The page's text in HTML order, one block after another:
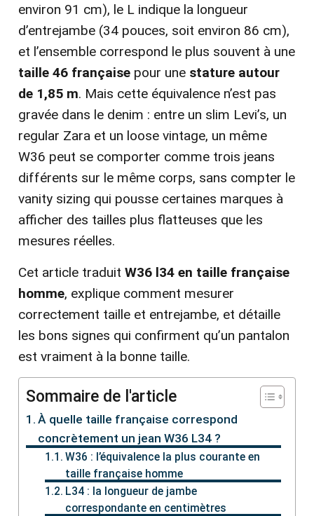
environ 91 cm), le L indique la longueur
d’entrejambe (34 pouces, soit environ 86 cm),
et l’ensemble correspond le plus souvent à une
taille 46 française pour une stature autour
de 1,85 m. Mais cette équivalence n’est pas
gravée dans le denim : entre un slim Levi’s, un
regular Zara et un loose vintage, un même
W36 peut se comporter comme trois jeans
différents sur le même corps, sans compter le
vanity sizing qui pousse certaines marques à
afficher des tailles plus flatteuses que les
mesures réelles.
Cet article traduit W36 l34 en taille française
homme, explique comment mesurer
correctement taille et entrejambe, et détaille
les bons signes qui confirment qu’un pantalon
est vraiment à la bonne taille.
Sommaire de l'article
À quelle taille française correspond
concrètement un jean W36 L34 ?
W36 : l’équivalence la plus courante en
taille française homme
L34 : la longueur de jambe
correspondante en centimètres